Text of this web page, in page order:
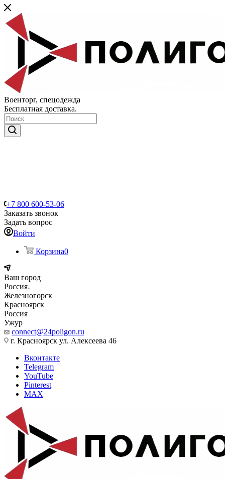
Военторг, спецодежда
Бесплатная доставка.
+7 800 600-53-06
Заказать звонок
Задать вопрос
Войти
Корзина0
Ваш город
Россия
Железногорск
Красноярск
Россия
Ужур
connect@24poligon.ru
г. Красноярск ул. Алексеева 46
Вконтакте
Telegram
YouTube
Pinterest
MAX